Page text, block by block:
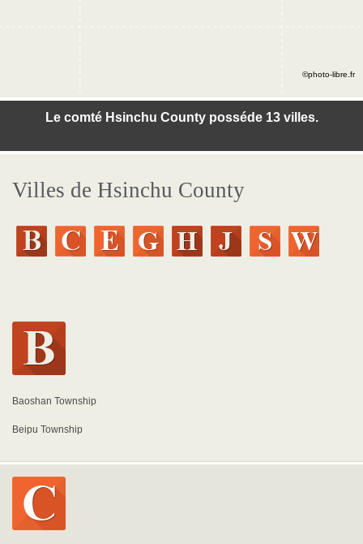
Le comté Hsinchu County posséde 13 villes.
©photo-libre.fr
Villes de Hsinchu County
Baoshan Township
Beipu Township